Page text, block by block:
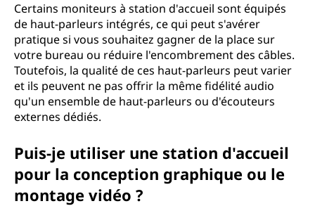
Certains moniteurs à station d'accueil sont équipés
de haut-parleurs intégrés, ce qui peut s'avérer
pratique si vous souhaitez gagner de la place sur
votre bureau ou réduire l'encombrement des câbles.
Toutefois, la qualité de ces haut-parleurs peut varier
et ils peuvent ne pas offrir la même fidélité audio
qu'un ensemble de haut-parleurs ou d'écouteurs
externes dédiés.
Puis-je utiliser une station d'accueil
pour la conception graphique ou le
montage vidéo ?